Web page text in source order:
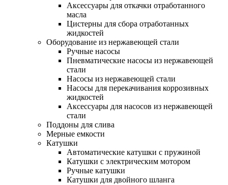
Аксессуары для откачки отработанного
масла
Цистерны для сбора отработанных
жидкостей
Оборудование из нержавеющей стали
Ручные насосы
Пневматические насосы из нержавеющей
стали
Насосы из нержавеющей стали
Насосы для перекачивания коррозивных
жидкостей
Аксессуары для насосов из нержавеющей
стали
Поддоны для слива
Мерные емкости
Катушки
Автоматические катушки с пружиной
Катушки с электрическим мотором
Ручные катушки
Катушки для двойного шланга